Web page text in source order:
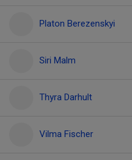
Platon Berezenskyi
Siri Malm
Thyra Darhult
Vilma Fischer